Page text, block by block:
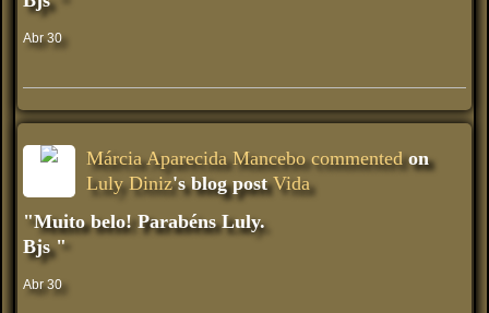
Abr 30
Márcia Aparecida Mancebo commentedon
Luly Diniz's blog postVida
"Muito belo! Parabéns Luly.
Bjs "
Abr 30